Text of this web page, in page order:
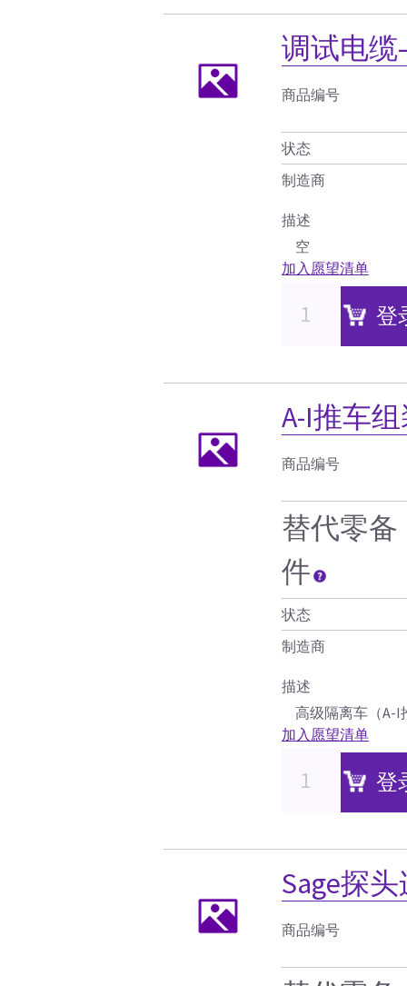
调试电缆
商品编号
状态
制造商
描述
空
加入愿望清单
登
A-I推车
商品编号
替代零备
件
状态
制造商
描述
高级隔离车（A-I
加入愿望清单
登
Sage探
商品编号